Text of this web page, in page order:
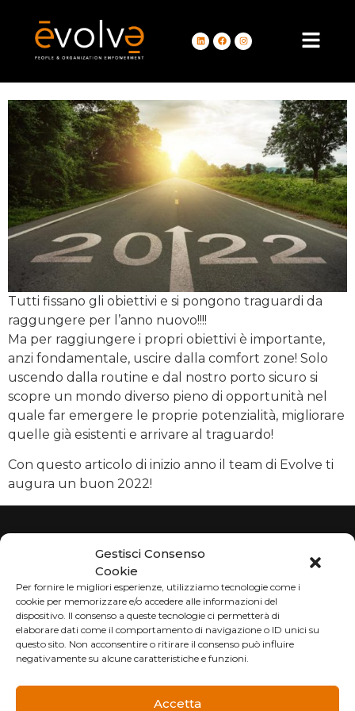
Gestisci Consenso
Cookie
Per fornire le migliori esperienze, utilizziamo tecnologie come i
cookie per memorizzare e/o accedere alle informazioni del
dispositivo. Il consenso a queste tecnologie ci permetterà di
elaborare dati come il comportamento di navigazione o ID unici su
questo sito. Non acconsentire o ritirare il consenso può influire
negativamente su alcune caratteristiche e funzioni.
Accetta
Tutti fissano gli obiettivi e si pongono traguardi da
raggungere per l’anno nuovo!!!!
Ma per raggiungere i propri obiettivi è importante,
anzi fondamentale, uscire dalla comfort zone! Solo
uscendo dalla routine e dal nostro porto sicuro si
scopre un mondo diverso pieno di opportunità nel
quale far emergere le proprie potenzialità, migliorare
quelle già esistenti e arrivare al traguardo!
Con questo articolo di inizio anno il team di Evolve ti
augura un buon 2022!
Via G. Castiglioni, 1
21052 Busto Arsizio (VA)
info@evolvesolutions.eu